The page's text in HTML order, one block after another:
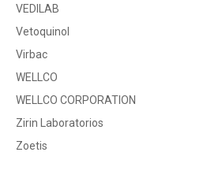
VEDILAB
Vetoquinol
Virbac
WELLCO
WELLCO CORPORATION
Zirin Laboratorios
Zoetis